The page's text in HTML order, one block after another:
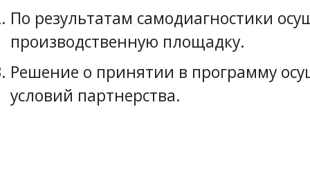
По результатам самодиагностики
производственную площадку.
Решение о принятии в программу
условий партнерства.